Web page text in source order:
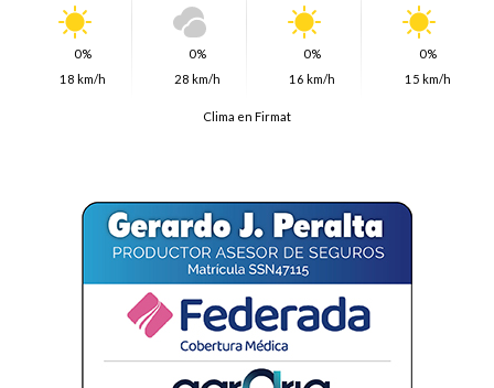
0%
18 km/h
0%
28 km/h
0%
16 km/h
0%
15 km/h
Clima en Firmat